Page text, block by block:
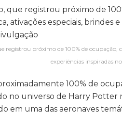
registrou próximo de 100% de
experiências inspiradas
100% de
no universo de Harry Potter
em uma das aeronaves